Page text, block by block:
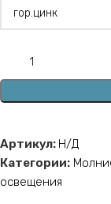
Артикул: Н/Д
Категории:
освещения